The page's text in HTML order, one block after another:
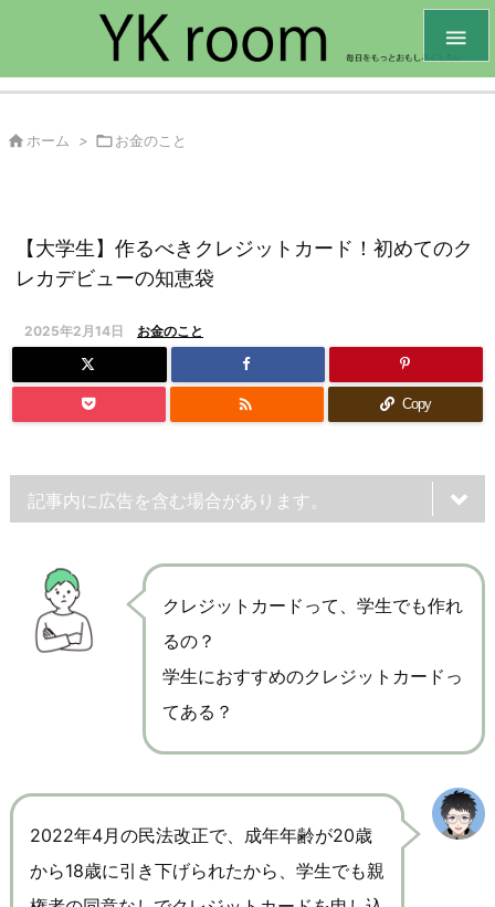

 ホーム > お金のこと
【大学生】作るべきクレジットカード！初めてのク
レカデビューの知恵袋
2025年2月14日 お金のこと
 Copy
記事内に広告を含む場合があります。
クレジットカードって、学生でも作れ
るの？
学生におすすめのクレジットカードっ
てある？
2022年4月の民法改正で、成年年齢が20歳
から18歳に引き下げられたから、学生でも親